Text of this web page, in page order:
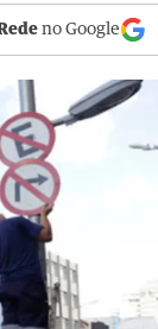
no Google